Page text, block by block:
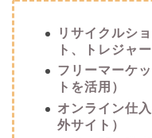
リサイクルシ
ト、トレジャ
フリーマーケ
トを活用）
オンライン仕
外サイト）